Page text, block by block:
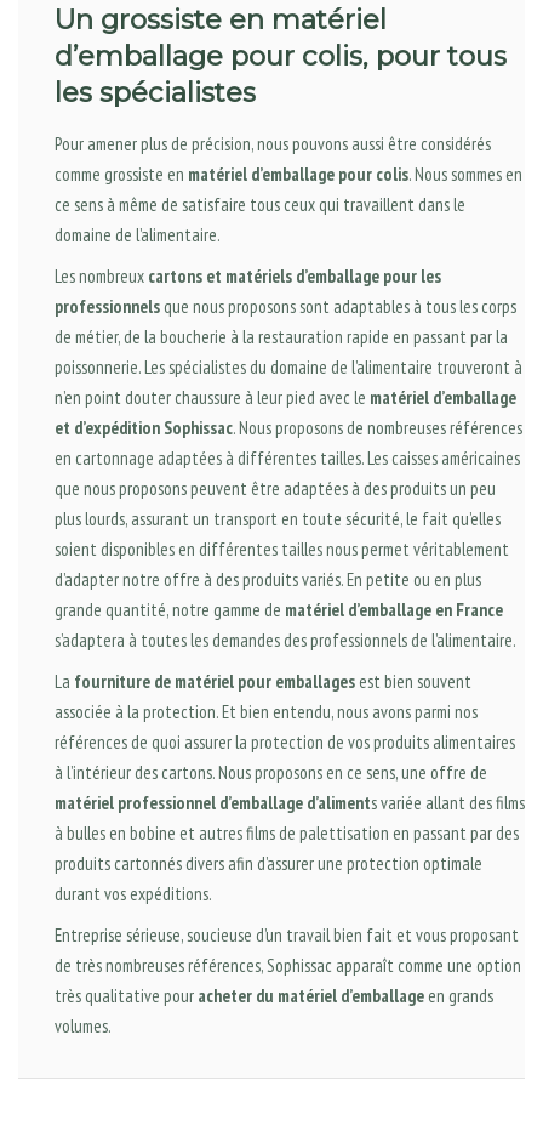
Un grossiste en matériel
d’emballage pour colis, pour tous
les spécialistes
Pour amener plus de précision, nous pouvons aussi être considérés
comme grossiste en matériel d’emballage pour colis. Nous sommes en
ce sens à même de satisfaire tous ceux qui travaillent dans le
domaine de l’alimentaire.
Les nombreux cartons et matériels d’emballage pour les
professionnels que nous proposons sont adaptables à tous les corps
de métier, de la boucherie à la restauration rapide en passant par la
poissonnerie. Les spécialistes du domaine de l’alimentaire trouveront à
n’en point douter chaussure à leur pied avec le matériel d’emballage
et d’expédition Sophissac. Nous proposons de nombreuses références
en cartonnage adaptées à différentes tailles. Les caisses américaines
que nous proposons peuvent être adaptées à des produits un peu
plus lourds, assurant un transport en toute sécurité, le fait qu’elles
soient disponibles en différentes tailles nous permet véritablement
d’adapter notre offre à des produits variés. En petite ou en plus
grande quantité, notre gamme de matériel d’emballage en France
s’adaptera à toutes les demandes des professionnels de l’alimentaire.
La fourniture de matériel pour emballages est bien souvent
associée à la protection. Et bien entendu, nous avons parmi nos
références de quoi assurer la protection de vos produits alimentaires
à l’intérieur des cartons. Nous proposons en ce sens, une offre de
matériel professionnel d’emballage d’aliments variée allant des films
à bulles en bobine et autres films de palettisation en passant par des
produits cartonnés divers afin d’assurer une protection optimale
durant vos expéditions.
Entreprise sérieuse, soucieuse d’un travail bien fait et vous proposant
de très nombreuses références, Sophissac apparaît comme une option
très qualitative pour acheter du matériel d’emballage en grands
volumes.